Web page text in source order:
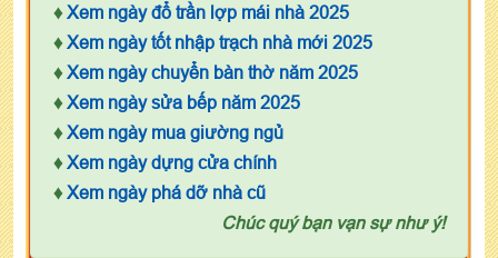
♦ Xem ngày đổ trần lợp mái nhà 2025
♦ Xem ngày tốt nhập trạch nhà mới 2025
♦ Xem ngày chuyển bàn thờ năm 2025
♦ Xem ngày sửa bếp năm 2025
♦ Xem ngày mua giường ngủ
♦ Xem ngày dựng cửa chính
♦ Xem ngày phá dỡ nhà cũ
Chúc quý bạn vạn sự như ý!